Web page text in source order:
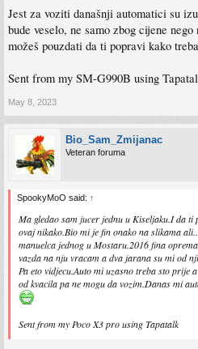
Jest za voziti današnji automatici su
bude veselo, ne samo zbog cijene
možeš pouzdati da ti popravi kako
Sent from my SM-G990B using
May 8, 2023
Bio_Sam_Zmijanac
Veteran foruma
SpookyMoO said: ↑
Ma gledao sam jucer jednu u Kiseljaku.I da ti
ovaj nikako.Bio mi je fin onako na slikama
manuelca jednog u Mostaru.2016 fina
vazda na nju vracam a dva jarana su mi od
Pa eto vidjecu.Auto mi uzasno treba sto prije
od kvacila pa ne mogu da vozim.Danas mi
Sent from my Poco X3 pro using Tapatalk